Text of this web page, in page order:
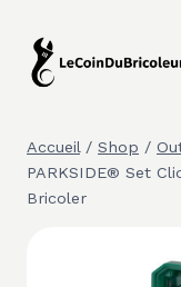
contenu
Accueil / Shop /
PARKSIDE® Set
Bricoler